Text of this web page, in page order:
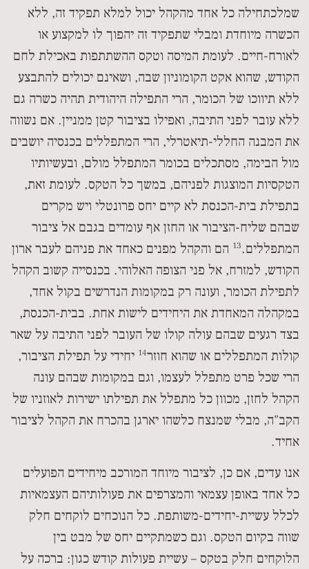
שמלכתחילה כל אחד מהקהל יכול למלא תפקיד זה, ללא
הכשרה מיוחדת ומבלי שתפקיד זה יהפוך לו למקצוע או
לאורח-חיים. לעומת המיסה וטקס ההשתתפות באכילת לחם
הקודש, שהוא אקט הקומוניון שבה, ושאינם יכולים להתבצע
ללא תיווכו של הכומר, הרי התפילה היהודית תהיה כשרה גם
ללא עובר לפני התיבה, ואפילו בציבור קטן ממניין. אם נשווה
את המבנה החללי-תיאטרלי, הרי המתפללים בכנסיה יושבים
מול הבימה, מסתכלים בכומר המתפלל מולם, ובעשיותיו
הטקסיות המוצגות לפניהם, במשך כל הטקס. לעומת זאת,
בתפילת בית-הכנסת לא קיים יחס פרונטלי ויש מקרים
שבהם שליח-הציבור או החזן אף עומדים בגבם אל ציבור
המתפללים.13 הם והקהל מפנים כאחד את פניהם לעבר ארון
הקודש, למזרח, אל פני הצופה האלוהי. בכנסייה קשוב הקהל
לתפילת הכומר, ועונה רק במקומות הנדרשים בקול אחד,
במקהלה המאחדת את היחידים לישות אחת. בבית-הכנסת,
בצד רגעים שבהם עולה קולו של העובר לפני התיבה על שאר
קולות המתפללים או שהוא חוזר14 יחידי על תפילת הציבור,
הרי שכל פרט מתפלל לעצמו, וגם במקומות שבהם עונה
הקהל לחזן, מכוון כל מתפלל את תפילתו ישירות לאוזניו של
הקב"ה, מבלי שמנצח כלשהו יארגן בהכרח את הקהל לציבור
אחיד.
אנו עדים, אם כן, לציבור מיוחד המורכב מיחידים הפועלים
כל אחד באופן עצמאי והמצרפים את פעולותיהם העצמאיות
לכלל עשיית-יחידים-משותפת. כל הנוכחים לוקחים חלק
שווה בקיום הטקס. וגם כשמתקיים יחס של מבט בין
הלוקחים חלק בטקס – עשיית פעולות קודש כגון: ברכה על